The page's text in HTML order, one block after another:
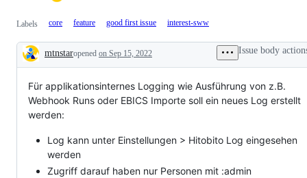
Labels core feature good first issue interest-sww
Description
mtnstaropened on Sep 15, 2022 Issue body
Für applikationsinternes Logging wie Ausführung von z.B.
Webhook Runs oder EBICS Importe soll ein neues Log erstellt
werden:
Log kann unter Einstellungen > Hitobito Log eingesehen
werden
Zugriff darauf haben nur Personen mit :admin